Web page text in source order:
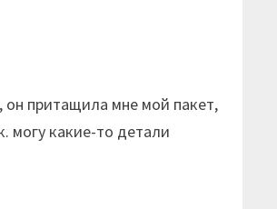
притащила мне мой пакет,
могу какие-то детали